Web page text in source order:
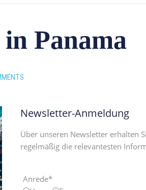
Panama
Newsletter-Anmeldung
Über unseren Newsletter erhalten
regelmäßig die relevantesten
Anrede*